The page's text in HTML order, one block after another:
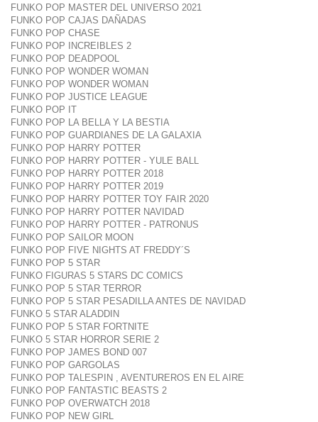
FUNKO POP MASTER DEL UNIVERSO 2021
FUNKO POP CAJAS DAÑADAS
FUNKO POP CHASE
FUNKO POP INCREIBLES 2
FUNKO POP DEADPOOL
FUNKO POP WONDER WOMAN
FUNKO POP WONDER WOMAN
FUNKO POP JUSTICE LEAGUE
FUNKO POP IT
FUNKO POP LA BELLA Y LA BESTIA
FUNKO POP GUARDIANES DE LA GALAXIA
FUNKO POP HARRY POTTER
FUNKO POP HARRY POTTER - YULE BALL
FUNKO POP HARRY POTTER 2018
FUNKO POP HARRY POTTER 2019
FUNKO POP HARRY POTTER TOY FAIR 2020
FUNKO POP HARRY POTTER NAVIDAD
FUNKO POP HARRY POTTER - PATRONUS
FUNKO POP SAILOR MOON
FUNKO POP FIVE NIGHTS AT FREDDY´S
FUNKO POP 5 STAR
FUNKO FIGURAS 5 STARS DC COMICS
FUNKO POP 5 STAR TERROR
FUNKO POP 5 STAR PESADILLA ANTES DE NAVIDAD
FUNKO 5 STAR ALADDIN
FUNKO POP 5 STAR FORTNITE
FUNKO 5 STAR HORROR SERIE 2
FUNKO POP JAMES BOND 007
FUNKO POP GARGOLAS
FUNKO POP TALESPIN , AVENTUREROS EN EL AIRE
FUNKO POP FANTASTIC BEASTS 2
FUNKO POP OVERWATCH 2018
FUNKO POP NEW GIRL